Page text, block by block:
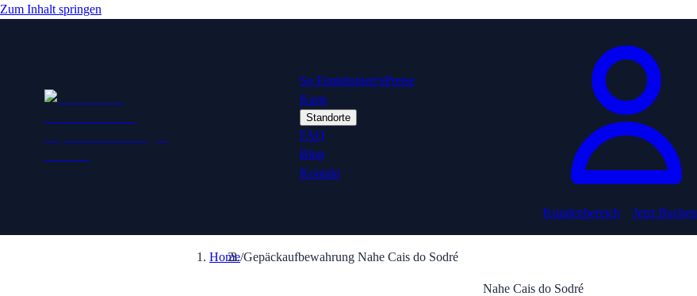
Zum Inhalt springen
So Funktioniert'sPreise
Karte
Standorte
FAQ
Blog
Kontakt
Kundenbereich Jetzt Buchen
Home/Gepäckaufbewahrung Nahe Cais do Sodré
Nahe Cais do Sodré